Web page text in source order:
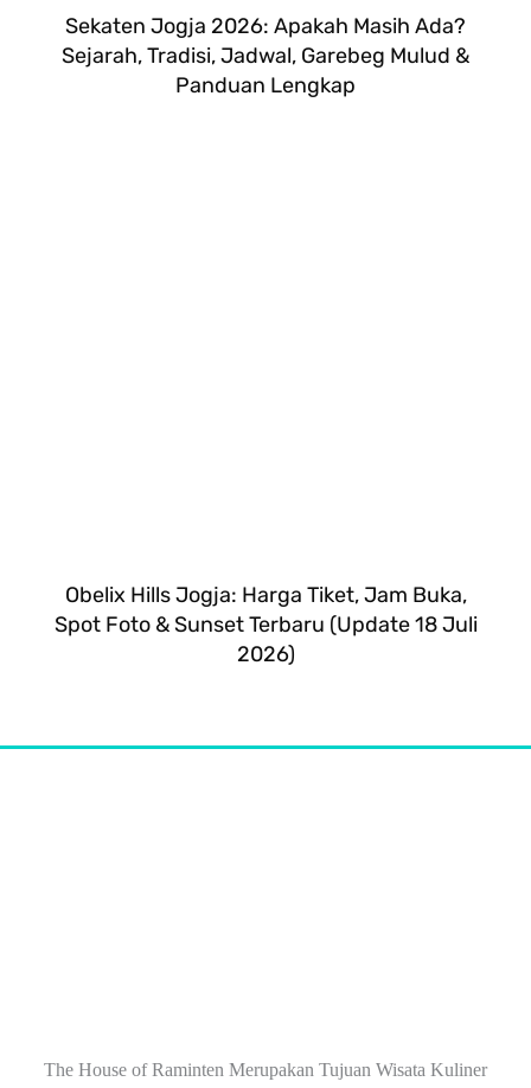
Sekaten Jogja 2026: Apakah Masih Ada?
Sejarah, Tradisi, Jadwal, Garebeg Mulud &
Panduan Lengkap
Obelix Hills Jogja: Harga Tiket, Jam Buka,
Spot Foto & Sunset Terbaru (Update 18 Juli
2026)
The House of Raminten Merupakan Tujuan Wisata Kuliner